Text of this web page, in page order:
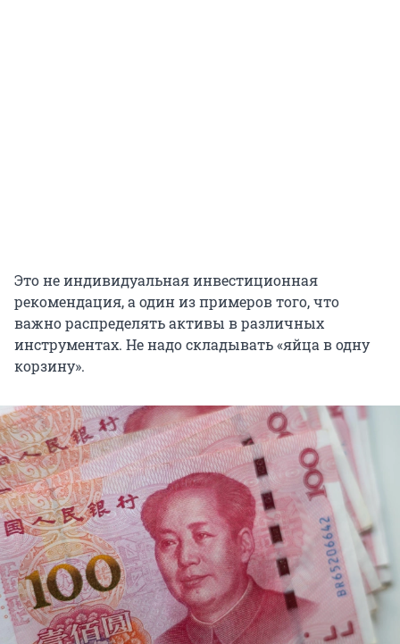
Это не индивидуальная инвестиционная
рекомендация, а один из примеров того, что
важно распределять активы в различных
инструментах. Не надо складывать «яйца в одну
корзину».